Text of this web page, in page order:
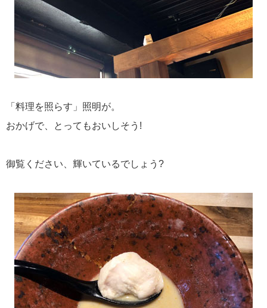
「料理を照らす」照明が。
おかげで、とってもおいしそう!
御覧ください、輝いているでしょう?